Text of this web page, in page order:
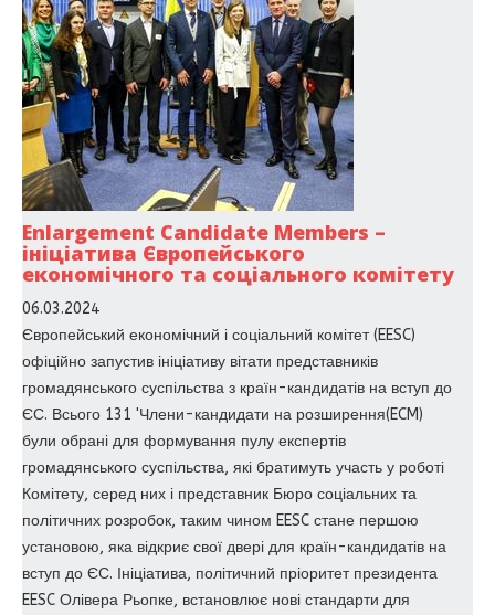
Enlargement Candidate Members –
ініціатива Європейського
економічного та соціального комітету
06.03.2024
Європейський економічний і соціальний комітет (EESC)
офіційно запустив ініціативу вітати представників
громадянського суспільства з країн-кандидатів на вступ до
ЄС. Всього 131 'Члени-кандидати на розширення(ECM)
були обрані для формування пулу експертів
громадянського суспільства, які братимуть участь у роботі
Комітету, серед них і представник Бюро соціальних та
політичних розробок, таким чином EESC стане першою
установою, яка відкриє свої двері для країн-кандидатів на
вступ до ЄС. Ініціатива, політичний пріоритет президента
EESC Олівера Рьопке, встановлює нові стандарти для